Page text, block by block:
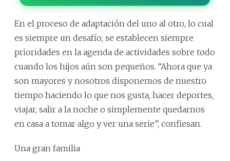
En el proceso de adaptación del uno al otro, lo cual
es siempre un desafío, se establecen siempre
prioridades en la agenda de actividades sobre todo
cuando los hijos aún son pequeños. “Ahora que ya
son mayores y nosotros disponemos de nuestro
tiempo haciendo lo que nos gusta, hacer deportes,
viajar, salir a la noche o simplemente quedarnos
en casa a tomar algo y ver una serie”, confiesan.
Una gran familia